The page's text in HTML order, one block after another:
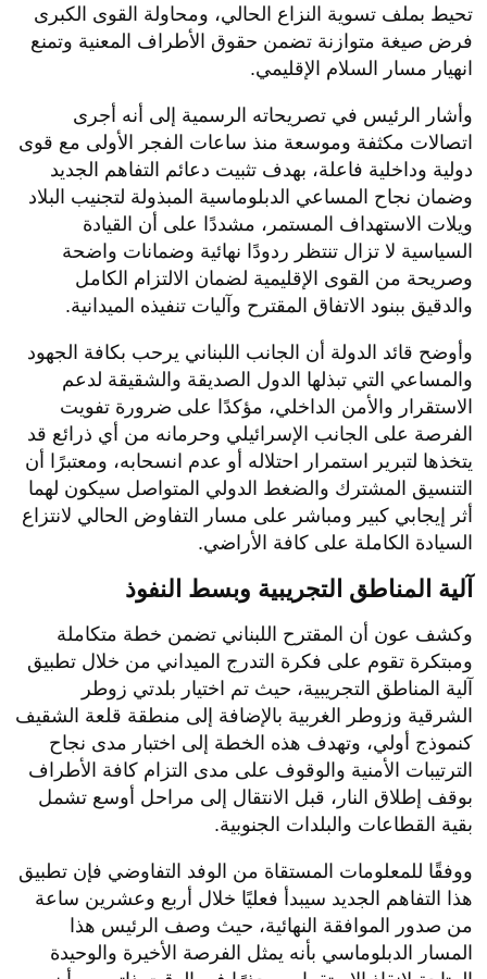
تحيط بملف تسوية النزاع الحالي، ومحاولة القوى الكبرى
فرض صيغة متوازنة تضمن حقوق الأطراف المعنية وتمنع
انهيار مسار السلام الإقليمي.
​وأشار الرئيس في تصريحاته الرسمية إلى أنه أجرى
اتصالات مكثفة وموسعة منذ ساعات الفجر الأولى مع قوى
دولية وداخلية فاعلة، بهدف تثبيت دعائم التفاهم الجديد
وضمان نجاح المساعي الدبلوماسية المبذولة لتجنيب البلاد
ويلات الاستهداف المستمر، مشددًا على أن القيادة
السياسية لا تزال تنتظر ردودًا نهائية وضمانات واضحة
وصريحة من القوى الإقليمية لضمان الالتزام الكامل
والدقيق ببنود الاتفاق المقترح وآليات تنفيذه الميدانية.
​وأوضح قائد الدولة أن الجانب اللبناني يرحب بكافة الجهود
والمساعي التي تبذلها الدول الصديقة والشقيقة لدعم
الاستقرار والأمن الداخلي، مؤكدًا على ضرورة تفويت
الفرصة على الجانب الإسرائيلي وحرمانه من أي ذرائع قد
يتخذها لتبرير استمرار احتلاله أو عدم انسحابه، ومعتبرًا أن
التنسيق المشترك والضغط الدولي المتواصل سيكون لهما
أثر إيجابي كبير ومباشر على مسار التفاوض الحالي لانتزاع
السيادة الكاملة على كافة الأراضي.
آلية المناطق التجريبية وبسط النفوذ
​وكشف عون أن المقترح اللبناني تضمن خطة متكاملة
ومبتكرة تقوم على فكرة التدرج الميداني من خلال تطبيق
آلية المناطق التجريبية، حيث تم اختيار بلدتي زوطر
الشرقية وزوطر الغربية بالإضافة إلى منطقة قلعة الشقيف
كنموذج أولي، وتهدف هذه الخطة إلى اختبار مدى نجاح
الترتيبات الأمنية والوقوف على مدى التزام كافة الأطراف
بوقف إطلاق النار، قبل الانتقال إلى مراحل أوسع تشمل
بقية القطاعات والبلدات الجنوبية.
​ووفقًا للمعلومات المستقاة من الوفد التفاوضي فإن تطبيق
هذا التفاهم الجديد سيبدأ فعليًا خلال أربع وعشرين ساعة
من صدور الموافقة النهائية، حيث وصف الرئيس هذا
المسار الدبلوماسي بأنه يمثل الفرصة الأخيرة والوحيدة